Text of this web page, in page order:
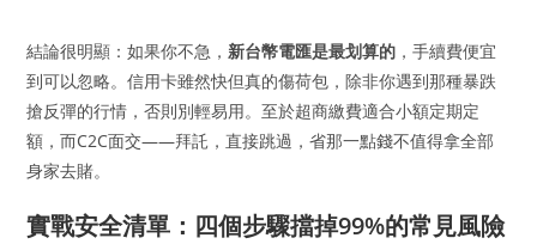
結論很明顯：如果你不急，新台幣電匯是最划算的 ，手續費便宜
到可以忽略。信用卡雖然快但真的傷荷包，除非你遇到那種暴跌
搶反彈的行情，否則別輕易用。至於超商繳費適合小額定期定
額，而C2C面交——拜託，直接跳過，省那一點錢不值得拿全部
身家去賭。
實戰安全清單：四個步驟擋掉99%的常見風險